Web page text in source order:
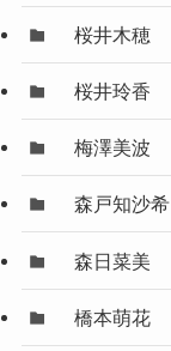
桜井木穂
桜井玲香
梅澤美波
森戸知沙希
森日菜美
橋本萌花